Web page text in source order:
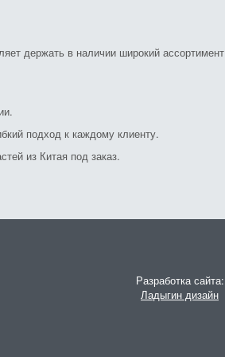
держать в наличии широкий ассортимент
подход к каждому клиенту.
из Китая под заказ.
Разработка сайта:
Ладыгин дизайн